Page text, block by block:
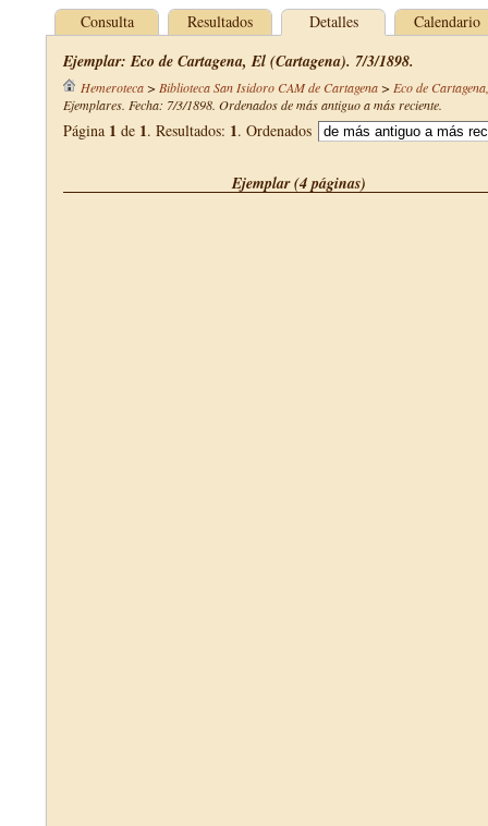
Consulta Resultados Detalles Calendario
Ejemplar: Eco de Cartagena, El (Cartagena). 7/3/1898.
Hemeroteca> Biblioteca San Isidoro CAM de Cartagena> Eco de
Ejemplares. Fecha: 7/3/1898. Ordenados de más antiguo a más reciente.
Página 1 de 1. Resultados: 1. Ordenados
Ejemplar (4 páginas)